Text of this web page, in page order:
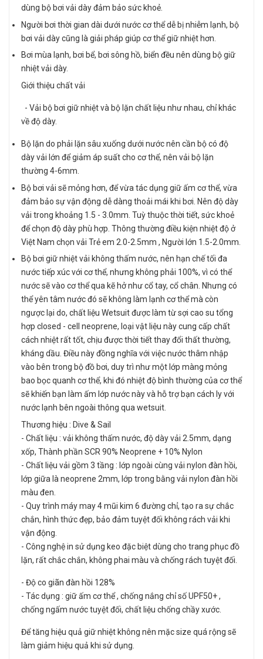
dùng bộ bơi vải dày đảm bảo sức khoẻ.
Người bơi thời gian dài dưới nước cơ thể dễ bị nhiễm lạnh, bộ
bơi vải dày cũng là giải pháp giúp cơ thể giữ nhiệt hơn.
Bơi mùa lạnh, bơi bể, bơi sông hồ, biển đều nên dùng bộ giữ
nhiệt vải dày.
Giới thiệu chất vải
- Vải bộ bơi giữ nhiệt và bộ lặn chất liệu như nhau, chỉ khác
về độ dày.
Bộ lặn do phải lặn sâu xuống dưới nước nên cần bộ có độ
dày vải lớn để giảm áp suất cho cơ thể, nên vải bộ lặn
thường 4-6mm.
Bộ bơi vải sẽ mỏng hơn, để vừa tác dụng giữ ấm cơ thể, vừa
đảm bảo sự vận động dễ dàng thoải mái khi bơi. Nên độ dày
vải trong khoảng 1.5 - 3.0mm. Tuỳ thuộc thời tiết, sức khoẻ
để chọn độ dày phù hợp. Thông thường điều kiện nhiệt độ ở
Việt Nam chọn vải Trẻ em 2.0-2.5mm , Người lớn 1.5-2.0mm.
Bộ bơi giữ nhiệt vải không thấm nước, nên hạn chế tối đa
nước tiếp xúc với cơ thể, nhưng không phải 100%, vì có thể
nước sẽ vào cơ thể qua kẽ hở như cổ tay, cổ chân. Nhưng có
thể yên tâm nước đó sẽ không làm lạnh cơ thể mà còn
ngược lại do, chất liệu Wetsuit được làm từ sợi cao su tổng
hợp closed - cell neoprene, loại vật liệu này cung cấp chất
cách nhiệt rất tốt, chịu được thời tiết thay đổi thất thường,
kháng dầu. Điều này đồng nghĩa với việc nước thâm nhập
vào bên trong bộ đồ bơi, duy trì như một lớp màng mỏng
bao bọc quanh cơ thể, khi đó nhiệt độ bình thường của cơ thể
sẽ khiến bạn làm ấm lớp nước này và hỗ trợ bạn cách ly với
nước lạnh bên ngoài thông qua wetsuit.
Thương hiệu : Dive & Sail
- Chất liệu : vải không thấm nước, độ dày vải 2.5mm, dạng
xốp, Thành phần SCR 90% Neoprene + 10% Nylon
- Chất liệu vải gồm 3 tầng : lớp ngoài cùng vải nylon đàn hồi,
lớp giữa là neoprene 2mm, lớp trong bằng vải nylon đàn hồi
màu đen.
- Quy trình máy may 4 mũi kim 6 đường chỉ, tạo ra sự chắc
chắn, hình thức đẹp, bảo đảm tuyệt đối không rách vải khi
vận động.
- Công nghệ in sử dụng keo đặc biệt dùng cho trang phục đồ
lặn, rất chắc chắn, không phai màu và chống rách tuyệt đối.
- Độ co giãn đàn hồi 128%
- Tác dụng : giữ ấm cơ thể , chống nắng chỉ số UPF50+ ,
chống ngấm nước tuyệt đối, chất liệu chống chầy xước.
Để tăng hiệu quả giữ nhiệt không nên mặc size quá rộng sẽ
làm giảm hiệu quả khi sử dụng.